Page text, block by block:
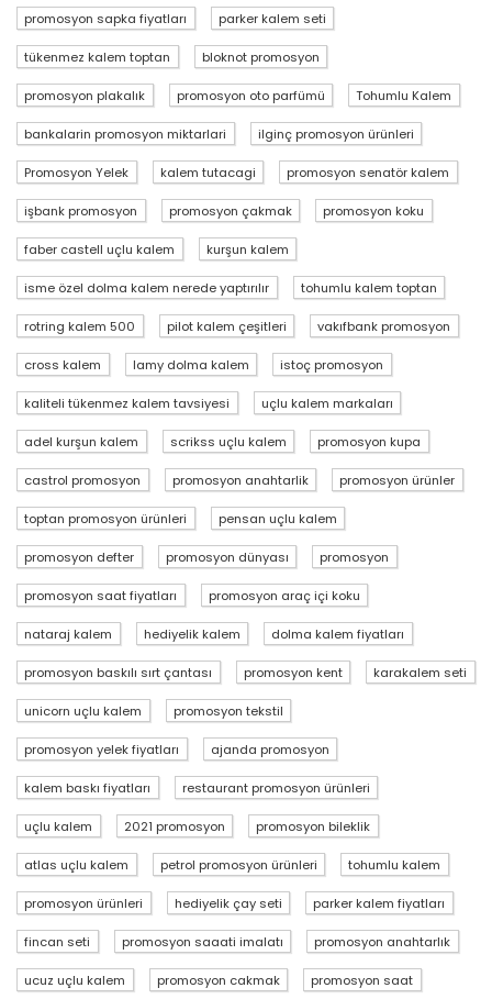
promosyon sapka fiyatları parker kalem seti
tükenmez kalem toptan bloknot promosyon
promosyon plakalık promosyon oto parfümü Tohumlu Kalem
bankalarin promosyon miktarlari ilginç promosyon ürünleri
Promosyon Yelek kalem tutacagi promosyon senatör kalem
işbank promosyon promosyon çakmak promosyon koku
faber castell uçlu kalem kurşun kalem
isme özel dolma kalem nerede yaptırılır tohumlu kalem toptan
rotring kalem 500 pilot kalem çeşitleri vakıfbank promosyon
cross kalem lamy dolma kalem istoç promosyon
kaliteli tükenmez kalem tavsiyesi uçlu kalem markaları
adel kurşun kalem scrikss uçlu kalem promosyon kupa
castrol promosyon promosyon anahtarlik promosyon ürünler
toptan promosyon ürünleri pensan uçlu kalem
promosyon defter promosyon dünyası promosyon
promosyon saat fiyatları promosyon araç içi koku
nataraj kalem hediyelik kalem dolma kalem fiyatları
promosyon baskılı sırt çantası promosyon kent karakalem seti
unicorn uçlu kalem promosyon tekstil
promosyon yelek fiyatları ajanda promosyon
kalem baskı fiyatları restaurant promosyon ürünleri
uçlu kalem 2021 promosyon promosyon bileklik
atlas uçlu kalem petrol promosyon ürünleri tohumlu kalem
promosyon ürünleri hediyelik çay seti parker kalem fiyatları
fincan seti promosyon saaati imalatı promosyon anahtarlık
ucuz uçlu kalem promosyon cakmak promosyon saat